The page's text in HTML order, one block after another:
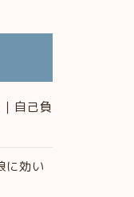
自己負
に効い